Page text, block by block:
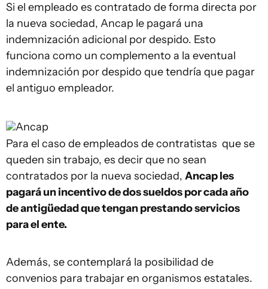
Si el empleado es contratado de forma directa por
la nueva sociedad, Ancap le pagará una
indemnización adicional por despido. Esto
funciona como un complemento a la eventual
indemnización por despido que tendría que pagar
el antiguo empleador.
Ancap
Para el caso de empleados de contratistas que se
queden sin trabajo, es decir que no sean
contratados por la nueva sociedad, Ancap les
pagará un incentivo de dos sueldos por cada año
de antigüedad que tengan prestando servicios
para el ente.
Además, se contemplará la posibilidad de
convenios para trabajar en organismos estatales.